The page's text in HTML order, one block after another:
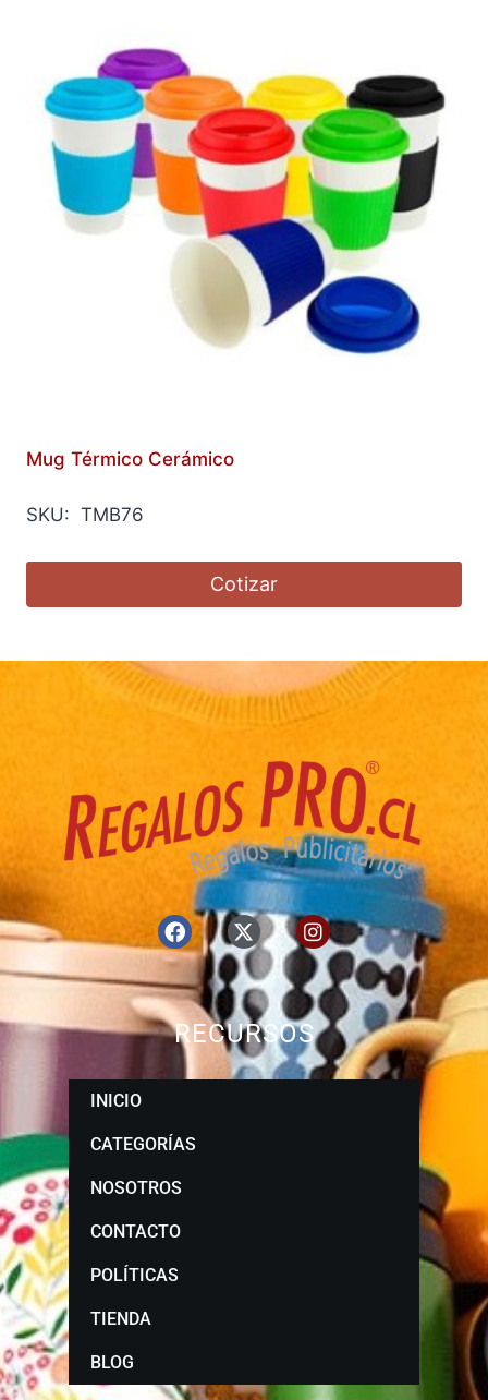
Mug Térmico Cerámico
SKU: TMB76
Cotizar
RECURSOS
INICIO
CATEGORÍAS
NOSOTROS
CONTACTO
POLÍTICAS
TIENDA
BLOG